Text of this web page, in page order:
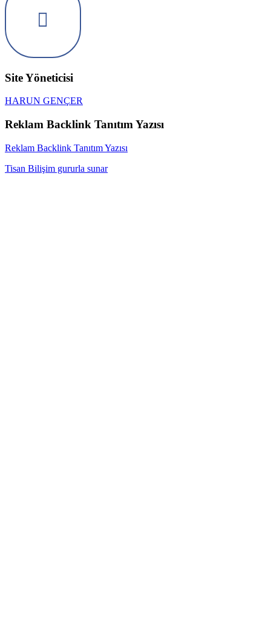
Site Yöneticisi
HARUN GENÇER
Reklam Backlink Tanıtım Yazısı
Reklam Backlink Tanıtım Yazısı
Tisan Bilişim gururla sunar